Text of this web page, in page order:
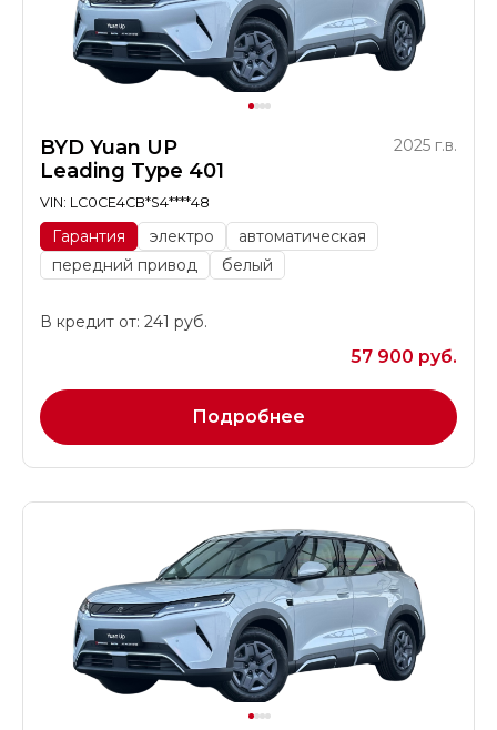
BYD Yuan UP
Leading Type 401
2025 г.в.
VIN: LC0CE4CB*S4****48
Гарантия электро
автоматическая
передний привод
белый
В кредит от: 241 руб.
57 900 руб.
Подробнее